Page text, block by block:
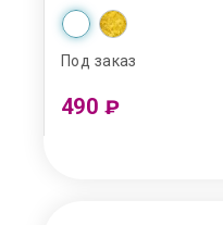
Под заказ
490 ₽